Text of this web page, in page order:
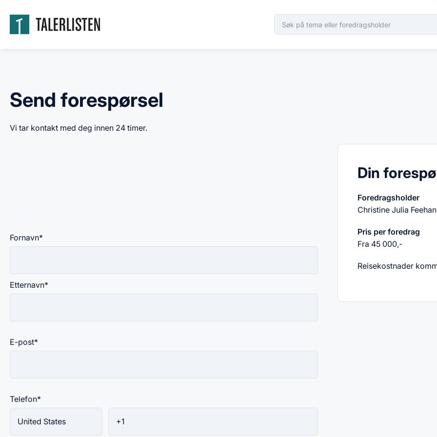
Send forespørsel
Vi tar kontakt med deg innen 24 timer.
Fornavn*
Etternavn*
E-post*
Telefon*
Din
Foredragsholder
Christine Julia Feehan
Pris per foredrag
Fra 45 000,-
Reisekostnader